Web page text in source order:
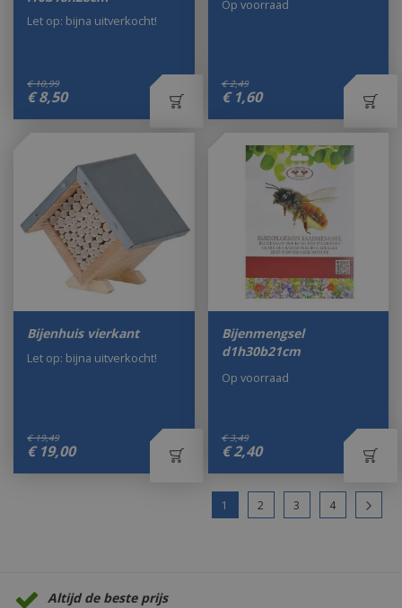
€ 10,99
€ 8,50
Let op: bijna uitverkocht!
€ 2,49
€ 1,60
Op voorraad
Bijenhuis vierkant
€ 19,49
€ 19,00
Let op: bijna uitverkocht!
Bijenmengsel
d1h30b21cm
€ 3,49
€ 2,40
Op voorraad
1 2 3 4
Altijd de beste prijs